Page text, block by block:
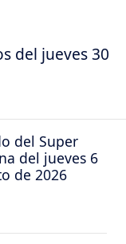
del jueves 30
del Super
del jueves 6
de 2026